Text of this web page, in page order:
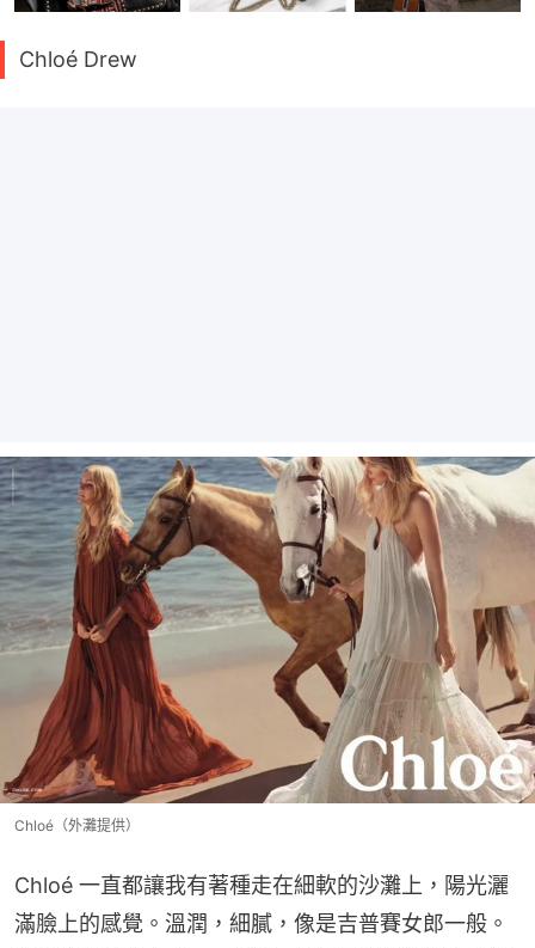
Chloé Drew
Chloé（外灘提供）
Chloé 一直都讓我有著種走在細軟的沙灘上，陽光灑
滿臉上的感覺。溫潤，細膩，像是吉普賽女郎一般。